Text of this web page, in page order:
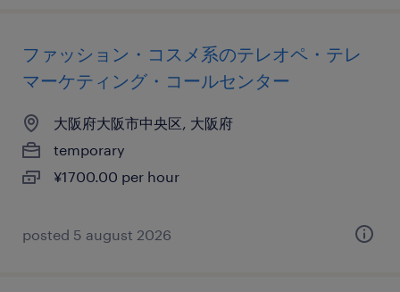
ファッション・コスメ系のテレオペ・テレ
マーケティング・コールセンター
大阪府大阪市中央区, 大阪府
temporary
¥1700.00 per hour
posted 5 august 2026